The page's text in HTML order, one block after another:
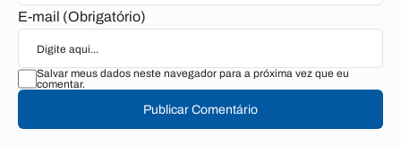
E-mail (Obrigatório)
Salvar meus dados neste navegador para a próxima vez que eu
comentar.
Publicar Comentário